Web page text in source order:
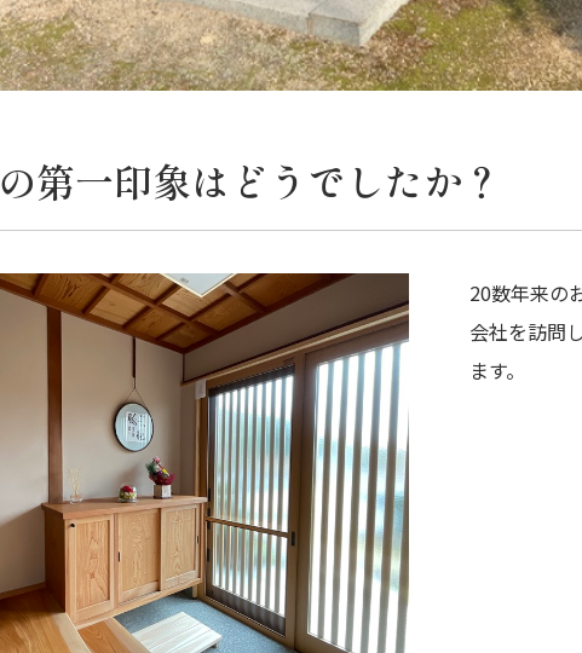
第一印象はどうでしたか？
20数年来の
会社を訪問
ます。